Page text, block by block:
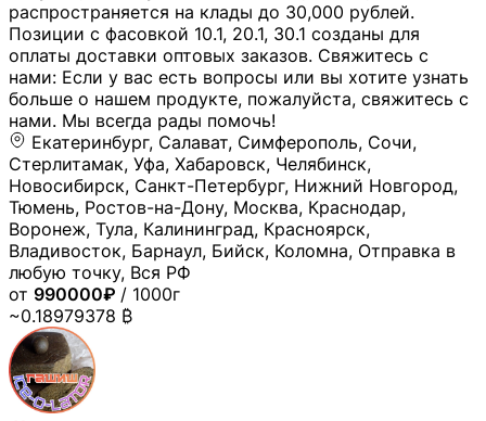
распространяется на клады до 30,000 рублей.
Позиции с фасовкой 10.1, 20.1, 30.1 созданы для
оплаты доставки оптовых заказов. Свяжитесь с
нами: Если у вас есть вопросы или вы хотите узнать
больше о нашем продукте, пожалуйста, свяжитесь с
нами. Мы всегда рады помочь!
Екатеринбург, Салават, Симферополь, Сочи,
Стерлитамак, Уфа, Хабаровск, Челябинск,
Новосибирск, Санкт-Петербург, Нижний Новгород,
Тюмень, Ростов-на-Дону, Москва, Краснодар,
Воронеж, Тула, Калининград, Красноярск,
Владивосток, Барнаул, Бийск, Коломна, Отправка в
любую точку, Вся РФ
от 990000₽ / 1000г
~0.18979378 ₿